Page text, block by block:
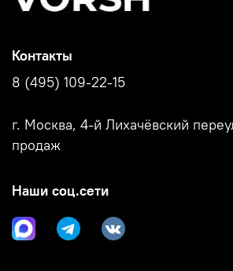
Контакты
8 (495) 109-22-15
г. Москва, 4-й Лихачёвский
продаж
Наши соц.сети